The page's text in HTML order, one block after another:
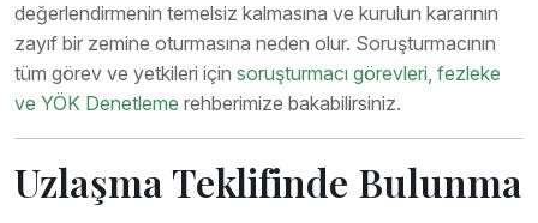
değerlendirmenin temelsiz kalmasına ve kurulun kararının
zayıf bir zemine oturmasına neden olur. Soruşturmacının
tüm görev ve yetkileri için soruşturmacı görevleri, fezleke
ve YÖK Denetleme rehberimize bakabilirsiniz.
Uzlaşma Teklifinde Bulunma